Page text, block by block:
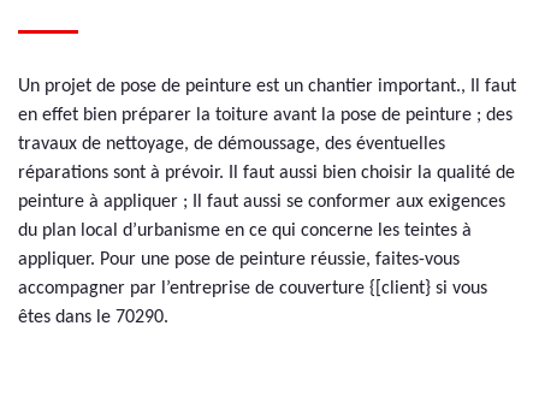
Un projet de pose de peinture est un chantier important., Il faut
en effet bien préparer la toiture avant la pose de peinture ; des
travaux de nettoyage, de démoussage, des éventuelles
réparations sont à prévoir. Il faut aussi bien choisir la qualité de
peinture à appliquer ; Il faut aussi se conformer aux exigences
du plan local d’urbanisme en ce qui concerne les teintes à
appliquer. Pour une pose de peinture réussie, faites-vous
accompagner par l’entreprise de couverture {[client} si vous
êtes dans le 70290.